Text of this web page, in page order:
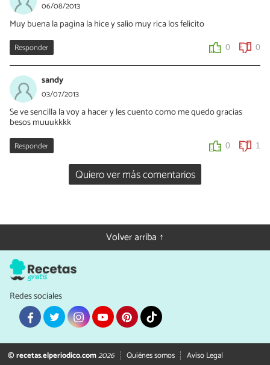
quiero tener las recetas de yogurt casero con frutas gracias
06/08/2013
Muy buena la pagina la hice y salio muy rica los felicito
Responder 0 0
sandy
03/07/2013
Se ve sencilla la voy a hacer y les cuento como me quedo gracias
besos muuukkkk
Responder 0 1
Quiero ver más comentarios
Volver arriba ↑
Redes sociales
© recetas.elperiodico.com2026 Quiénes somos
Aviso Legal